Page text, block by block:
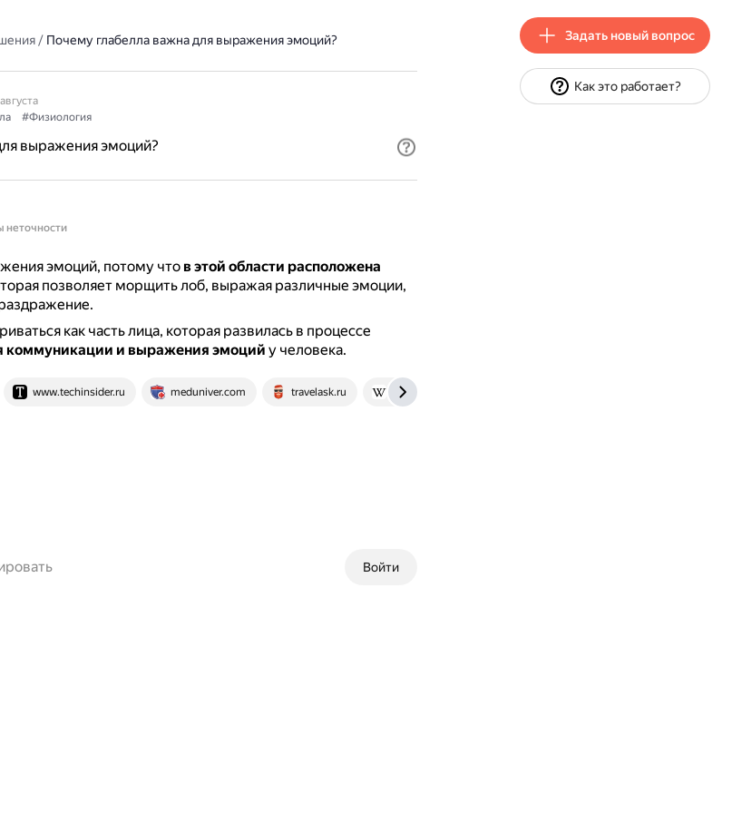
/ Почему глабелла важна для выражения эмоций?
#Физиология
выражения эмоций?
неточности
эмоций, потому что в этой области расположена
позволяет морщить лоб, выражая различные эмоции,
как часть лица, которая развилась в процессе
коммуникации и выражения эмоций у человека.
www.techinsider.ru meduniver.com travelask.ru en.wikipedia.org
Войти
Задать новый вопрос
Как это работает?